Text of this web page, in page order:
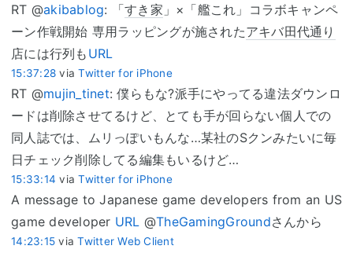
RT @akibablog: 「すき家 」×「艦これ」コラボキャンペ
ーン作戦開始 専用ラッピングが施されたアキバ田代通り
店には行列も URL
15:37:28 viaTwitter for iPhone
RT @mujin_tinet: 僕らもな?派手にやってる違法ダウンロ
ードは削除させてるけど、とても手が回らない個人での
同人誌では、ムリっぽいもんな…某社のSクンみたいに毎
日チェック削除してる編集もいるけど…
15:33:14 viaTwitter for iPhone
A message to Japanese game developers from an US
game developer URL @TheGamingGroundさんから
14:23:15 viaTwitter Web Client